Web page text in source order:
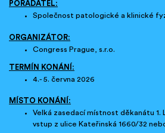
POŘADATEL:
Společnost patologické a klinické
ORGANIZÁTOR:
Congress Prague, s.r.o.
TERMÍN KONÁNÍ:
4.- 5. června 2026
MÍSTO KONÁNÍ:
Velká zasedací místnost děkanátu 1.
vstup z ulice Kateřinská 1660/32